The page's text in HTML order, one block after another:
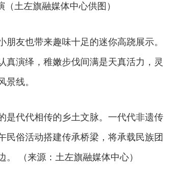
土左旗融媒体中心供图）
友也带来趣味十足的迷你高跷展示。
真演绎，稚嫩步伐间满是天真活力，灵
线。
是代代相传的乡土文脉。一代代非遗传
民俗活动搭建传承桥梁，将承载民族团
（来源：土左旗融媒体中心）